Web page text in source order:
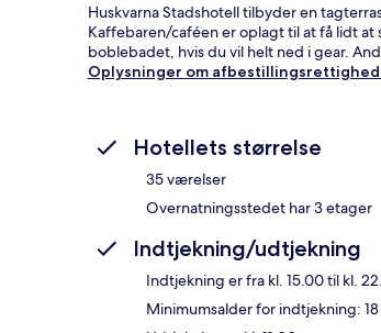
Huskvarna Stadshotell tilbyder en
Kaffebaren/caféen er oplagt til at få lidt
boblebadet, hvis du vil helt ned i gear.
Oplysninger om
Hotellets størrelse
35 værelser
Overnatningsstedet har 3 etager
Indtjekning/udtjekning
Indtjekning er fra kl. 15.00 til kl.
Minimumsalder for indtjekning: 18